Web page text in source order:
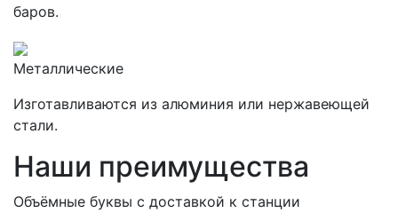
баров.
Металлические
Изготавливаются из алюминия или нержавеющей
стали.
Наши преимущества
Объёмные буквы с доставкой к станции